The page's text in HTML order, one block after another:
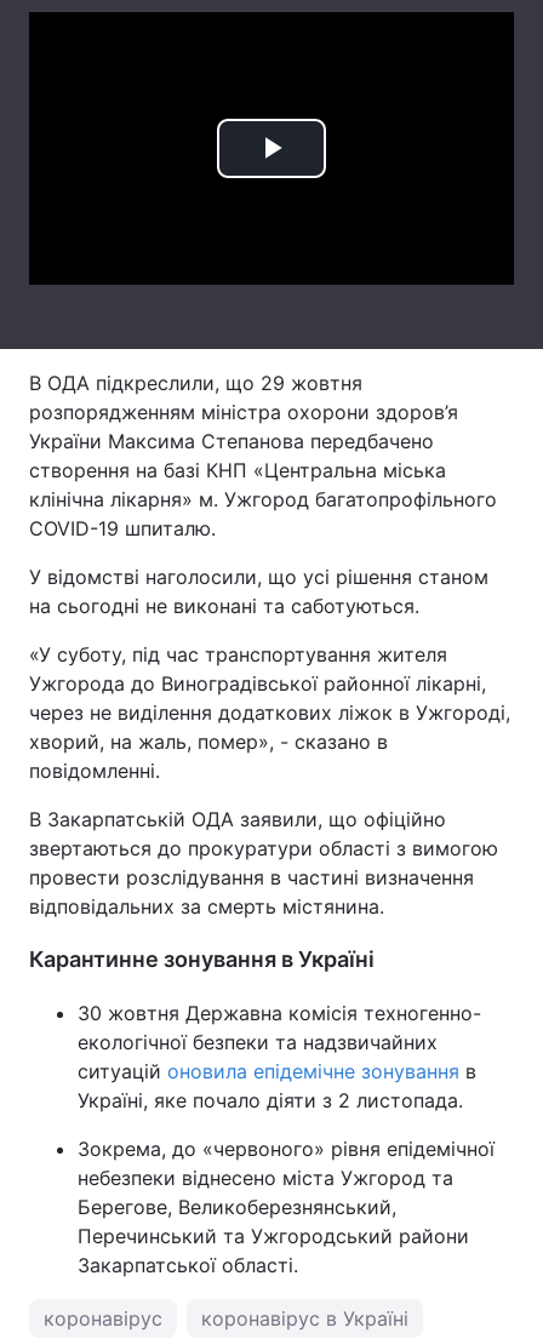
Play
В ОДА підкреслили, що 29 жовтня
розпорядженням міністра охорони здоров’я
України Максима Степанова передбачено
створення на базі КНП «Центральна міська
клінічна лікарня» м. Ужгород багатопрофільного
COVID-19 шпиталю.
У відомстві наголосили, що усі рішення станом
на сьогодні не виконані та саботуються.
«У суботу, під час транспортування жителя
Ужгорода до Виноградівської районної лікарні,
через не виділення додаткових ліжок в Ужгороді,
хворий, на жаль, помер», - сказано в
повідомленні.
В Закарпатській ОДА заявили, що офіційно
звертаються до прокуратури області з вимогою
провести розслідування в частині визначення
відповідальних за смерть містянина.
Карантинне зонування в Україні
30 жовтня Державна комісія техногенно-
екологічної безпеки та надзвичайних
ситуацій оновила епідемічне зонування в
Україні, яке почало діяти з 2 листопада.
Зокрема, до «червоного» рівня епідемічної
небезпеки віднесено міста Ужгород та
Берегове, Великоберезнянський,
Перечинський та Ужгородський райони
Закарпатської області.
коронавірус коронавірус в Україні